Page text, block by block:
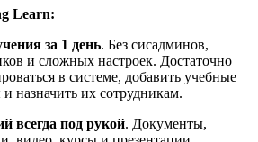
Learn:
за 1 день. Без сисадминов,
и сложных настроек. Достаточно
в системе, добавить учебные
назначить их сотрудникам.
всегда под рукой. Документы,